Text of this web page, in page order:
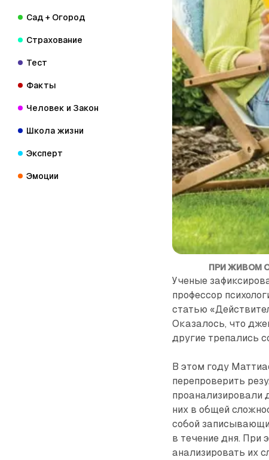
Сад + Огород
Страхование
Тест
Факты
Человек и Закон
Школа жизни
Эксперт
Эмоции
ПРИ ЖИВОМ
Ученые
профессор
статью
Оказалось, что
другие трепались
В этом году
перепроверить
проанализировали
них в общей
собой
в течение дня. При
анализировать их